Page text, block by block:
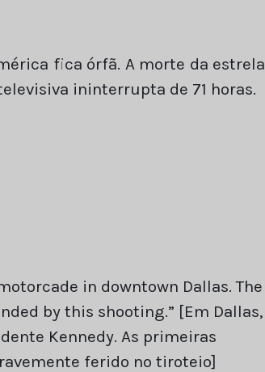
fica órfã. A morte da estrela
ininterrupta de 71 horas.
in downtown Dallas. The
by this shooting.” [Em Dallas,
Kennedy. As primeiras
ferido no tiroteio]